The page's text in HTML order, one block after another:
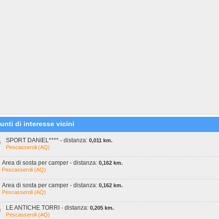
di interesse vicini
SPORT DANIEL**** - distanza: 0,011 km.
Pescasseroli (AQ)
Area di sosta per camper - distanza: 0,162 km.
Pescasseroli (AQ)
Area di sosta per camper - distanza: 0,162 km.
Pescasseroli (AQ)
LE ANTICHE TORRI - distanza: 0,205 km.
Pescasseroli (AQ)